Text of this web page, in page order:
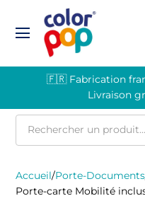
🇫🇷 Fabrication
Livraison
Rechercher
produit
Accueil/Porte-Documents
Porte-carte Mobilité